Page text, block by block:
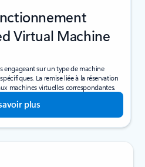
Virtual Machine
engageant sur un type de machine
La remise liée à la réservation
machines virtuelles correspondantes.
plus